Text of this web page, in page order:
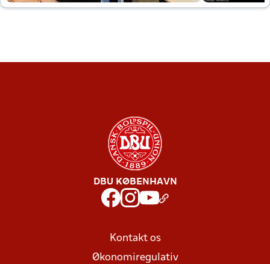
DBU KØBENHAVN
Kontakt os
Økonomiregulativ